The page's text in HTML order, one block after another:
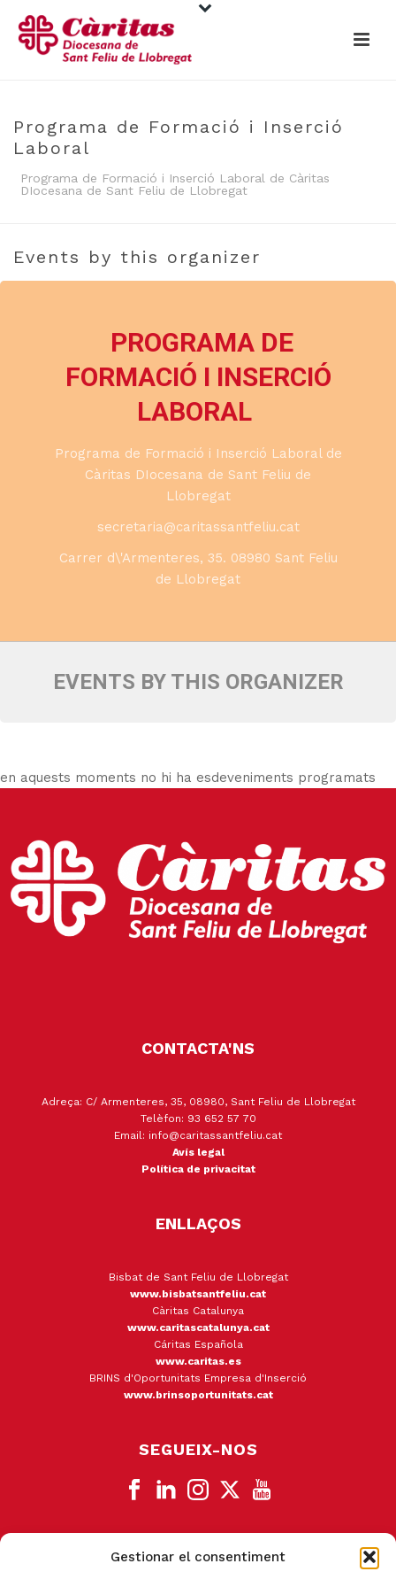
Gestionar el consentiment
Programa de Formació i Inserció
Laboral
Programa de Formació i Inserció Laboral de Càritas
DIocesana de Sant Feliu de Llobregat
Events by this organizer
PROGRAMA DE
FORMACIÓ I INSERCIÓ
LABORAL
Programa de Formació i Inserció Laboral de
Càritas DIocesana de Sant Feliu de
Llobregat
secretaria@caritassantfeliu.cat
Carrer d\'Armenteres, 35. 08980 Sant Feliu
de Llobregat
EVENTS BY THIS ORGANIZER
en aquests moments no hi ha esdeveniments programats
CONTACTA'NS
Adreça: C/ Armenteres, 35, 08980, Sant Feliu de Llobregat
Telèfon: 93 652 57 70
Email: info@caritassantfeliu.cat
Avís legal
Política de privacitat
ENLLAÇOS
Bisbat de Sant Feliu de Llobregat
www.bisbatsantfeliu.cat
Càritas Catalunya
www.caritascatalunya.cat
Cáritas Española
www.caritas.es
BRINS d'Oportunitats Empresa d'Inserció
www.brinsoportunitats.cat
SEGUEIX-NOS
CANAL DE DENÚNCIA